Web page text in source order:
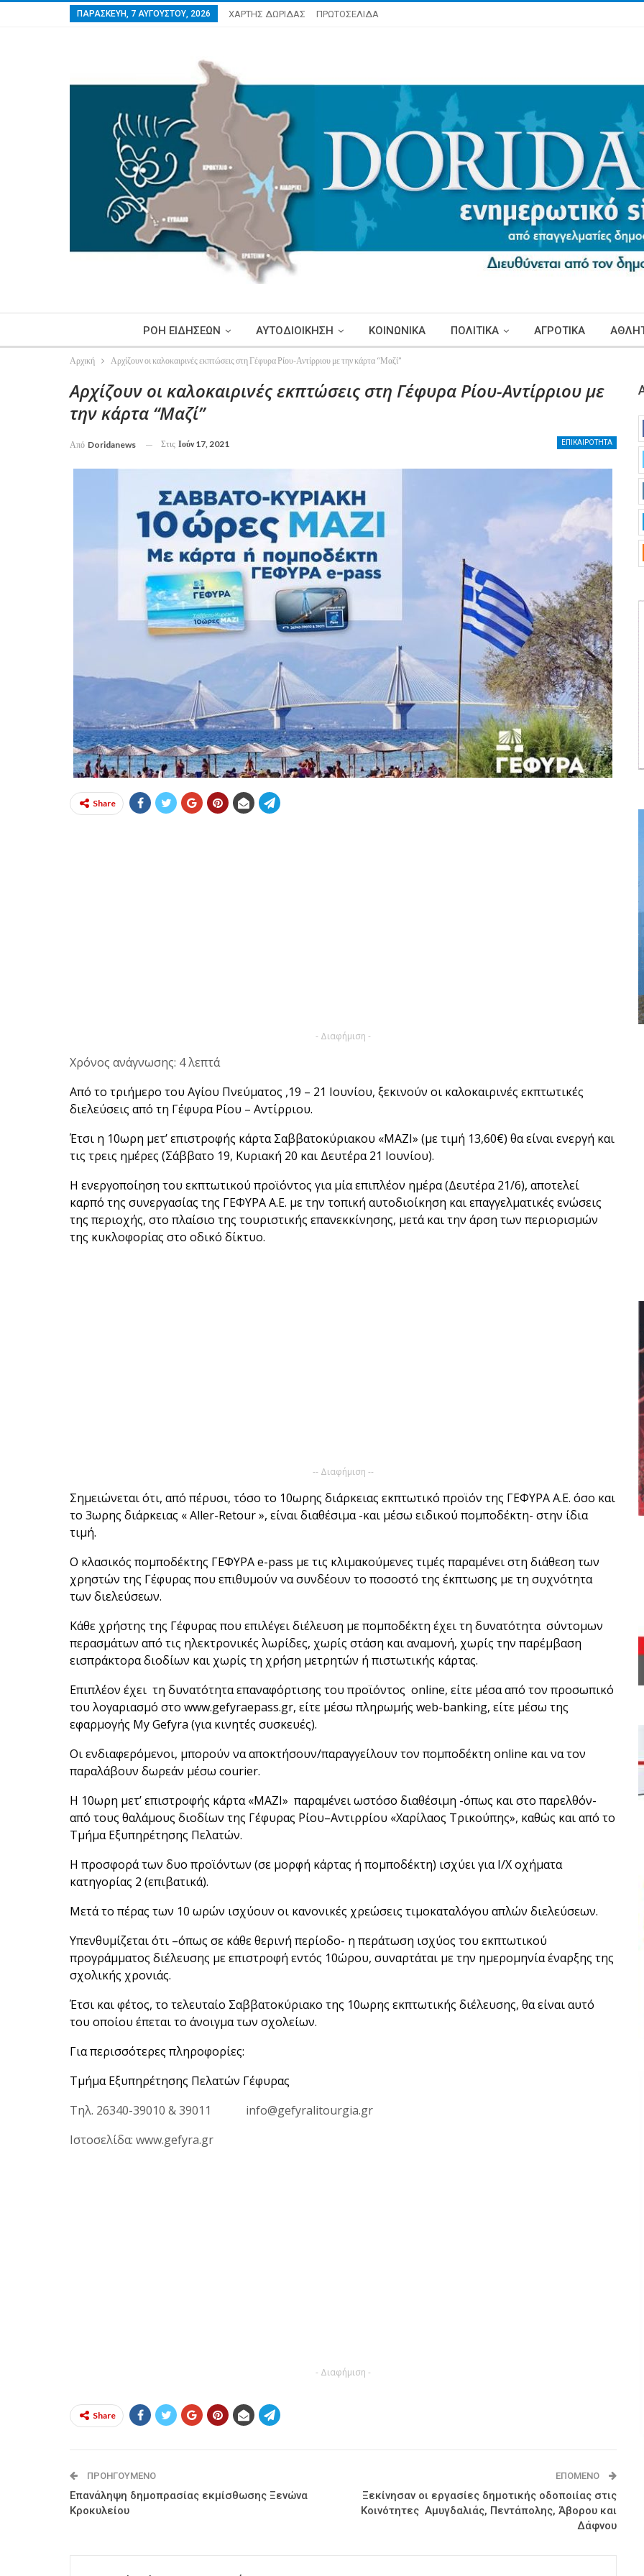
ΠΑΡΑΣΚΕΥΉ, 7 ΑΥΓΟΎΣΤΟΥ, 2026 ΧΑΡΤΗΣ ΔΩΡΙΔΑΣ ΠΡΩΤΟΣΕΛΙΔΑ
ΡΟΗ ΕΙΔΗΣΕΩΝ ΑΥΤΟΔΙΟΙΚΗΣΗ ΚΟΙΝΩΝΙΚΑ ΠΟΛΙΤΙΚΑ ΑΓΡΟΤΙΚΑ
Αρχική Αρχίζουν οι καλοκαιρινές εκπτώσεις στη Γέφυρα Ρίου-Αντίρριου με την κάρτα “Μαζί”
Αρχίζουν οι καλοκαιρινές εκπτώσεις στη Γέφυρα Ρίου-Αντίρριου με
την κάρτα “Μαζί”
ΕΠΙΚΑΙΡΟΤΗΤΑ
Από Doridanews Στις Ιούν 17, 2021
Share
- Διαφήμιση -
Χρόνος ανάγνωσης: 4 λεπτά
Από το τριήμερο του Αγίου Πνεύματος ,19 – 21 Ιουνίου, ξεκινούν οι καλοκαιρινές εκπτωτικές
διελεύσεις από τη Γέφυρα Ρίου – Αντίρριου.
Έτσι η 10ωρη μετ’ επιστροφής κάρτα Σαββατοκύριακου «ΜΑΖΙ» (με τιμή 13,60€) θα είναι ενεργή και
τις τρεις ημέρες (Σάββατο 19, Κυριακή 20 και Δευτέρα 21 Ιουνίου).
Η ενεργοποίηση του εκπτωτικού προϊόντος για μία επιπλέον ημέρα (Δευτέρα 21/6), αποτελεί
καρπό της συνεργασίας της ΓΕΦΥΡΑ Α.Ε. με την τοπική αυτοδιοίκηση και επαγγελματικές ενώσεις
της περιοχής, στο πλαίσιο της τουριστικής επανεκκίνησης, μετά και την άρση των περιορισμών
της κυκλοφορίας στο οδικό δίκτυο.
-- Διαφήμιση --
Σημειώνεται ότι, από πέρυσι, τόσο το 10ωρης διάρκειας εκπτωτικό προϊόν της ΓΕΦΥΡΑ Α.Ε. όσο και
το 3ωρης διάρκειας « Aller-Retour », είναι διαθέσιμα -και μέσω ειδικού πομποδέκτη- στην ίδια
τιμή.
Ο κλασικός πομποδέκτης ΓΕΦΥΡΑ e-pass με τις κλιμακούμενες τιμές παραμένει στη διάθεση των
χρηστών της Γέφυρας που επιθυμούν να συνδέουν το ποσοστό της έκπτωσης με τη συχνότητα
των διελεύσεων.
Κάθε χρήστης της Γέφυρας που επιλέγει διέλευση με πομποδέκτη έχει τη δυνατότητα σύντομων
περασμάτων από τις ηλεκτρονικές λωρίδες, χωρίς στάση και αναμονή, χωρίς την παρέμβαση
εισπράκτορα διοδίων και χωρίς τη χρήση μετρητών ή πιστωτικής κάρτας.
Επιπλέον έχει τη δυνατότητα επαναφόρτισης του προϊόντος online, είτε μέσα από τον προσωπικό
του λογαριασμό στο www.gefyraepass.gr, είτε μέσω πληρωμής web-banking, είτε μέσω της
εφαρμογής My Gefyra (για κινητές συσκευές).
Οι ενδιαφερόμενοι, μπορούν να αποκτήσουν/παραγγείλουν τον πομποδέκτη online και να τον
παραλάβουν δωρεάν μέσω courier.
Η 10ωρη μετ’ επιστροφής κάρτα «ΜΑΖΙ» παραμένει ωστόσο διαθέσιμη -όπως και στο παρελθόν-
από τους θαλάμους διοδίων της Γέφυρας Ρίου–Αντιρρίου «Χαρίλαος Τρικούπης», καθώς και από το
Τμήμα Εξυπηρέτησης Πελατών.
Η προσφορά των δυο προϊόντων (σε μορφή κάρτας ή πομποδέκτη) ισχύει για Ι/Χ οχήματα
κατηγορίας 2 (επιβατικά).
Μετά το πέρας των 10 ωρών ισχύουν οι κανονικές χρεώσεις τιμοκαταλόγου απλών διελεύσεων.
Υπενθυμίζεται ότι –όπως σε κάθε θερινή περίοδο- η περάτωση ισχύος του εκπτωτικού
προγράμματος διέλευσης με επιστροφή εντός 10ώρου, συναρτάται με την ημερομηνία έναρξης της
σχολικής χρονιάς.
Έτσι και φέτος, το τελευταίο Σαββατοκύριακο της 10ωρης εκπτωτικής διέλευσης, θα είναι αυτό
του οποίου έπεται το άνοιγμα των σχολείων.
Για περισσότερες πληροφορίες:
Τμήμα Εξυπηρέτησης Πελατών Γέφυρας
Τηλ. 26340-39010 & 39011 info@gefyralitourgia.gr
Ιστοσελίδα: www.gefyra.gr
- Διαφήμιση -
Share
ΠΡΟΗΓΟΎΜΕΝΟ
Επανάληψη δημοπρασίας εκμίσθωσης Ξενώνα
Κροκυλείου
ΕΠΌΜΕΝΟ
Ξεκίνησαν οι εργασίες δημοτικής οδοποιίας στις
Κοινότητες Αμυγδαλιάς, Πεντάπολης, Άβορου και
Δάφνου